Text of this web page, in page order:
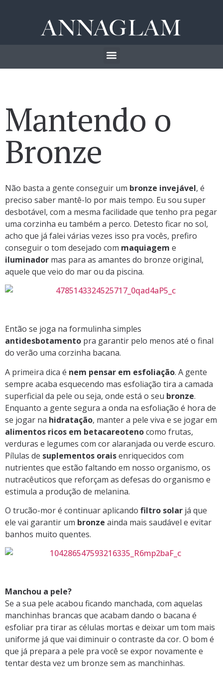
Mantendo o
Bronze
Não basta a gente conseguir um bronze invejável, é
preciso saber mantê-lo por mais tempo. Eu sou super
desbotável, com a mesma facilidade que tenho pra pegar
uma corzinha eu também a perco. Detesto ficar no sol,
acho que já falei várias vezes isso pra vocês, prefiro
conseguir o tom desejado com maquiagem e
iluminador mas para as amantes do bronze original,
aquele que veio do mar ou da piscina.
Então se joga na formulinha simples
antidesbotamento pra garantir pelo menos até o final
do verão uma corzinha bacana.
A primeira dica é nem pensar em esfoliação. A gente
sempre acaba esquecendo mas esfoliação tira a camada
superficial da pele ou seja, onde está o seu bronze.
Enquanto a gente segura a onda na esfoliação é hora de
se jogar na hidratação, manter a pele viva e se jogar em
alimentos ricos em betacareotenocomo frutas,
verduras e legumes com cor alaranjada ou verde escuro.
Pílulas de suplementos oraisenriquecidos com
nutrientes que estão faltando em nosso organismo, os
nutracêuticos que reforçam as defesas do organismo e
estimula a produção de melanina.
O trucão-mor é continuar aplicando filtro solar já que
ele vai garantir um bronze ainda mais saudável e evitar
banhos muito quentes.
Manchou a pele?
Se a sua pele acabou ficando manchada, com aquelas
manchinhas brancas que acabam dando o bacana é
esfoliar pra tirar as células mortas e deixar um tom mais
uniforme já que vai diminuir o contraste da cor. O bom é
que já prepara a pele pra você se expor novamente e
tentar desta vez um bronze sem as manchinhas.